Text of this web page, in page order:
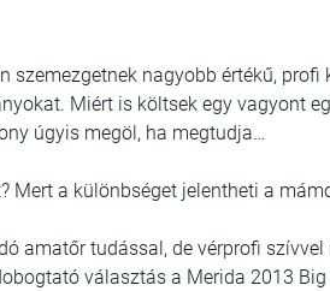
szemezgetnek nagyobb értékű,
Miért is költsek egy vagyont
úgyis megöl, ha megtudja…
Mert a különbséget jelentheti a
amatőr tudással, de vérprofi
választás a Merida 2013 Big